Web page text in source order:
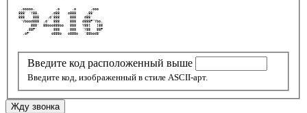
  .ooooo.          .o      .o       .ooo
888' `Y88.      .d88    o888     .88'
888    888    .d'888     888    d88'
  `Vbood888  .d'  888     888   d888P"Ybo.
       888'  88ooo888oo   888   Y88[   ]88
     .88P'        888     888   `Y88   88P
   .oP'          o888o   o888o   `88bod8'
Введите код расположенный выше
Введите код, изображенный в стиле ASCII-арт.
Жду звонка